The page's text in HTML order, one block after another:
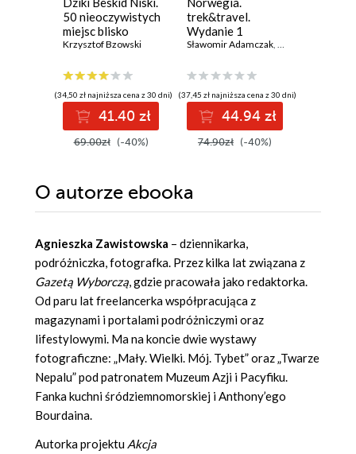
50 nieoczywistych
miejsc blisko
natury
Krzysztof Bzowski
(34,50 zł najniższa cena z 30 dni)
41.40 zł
69.00zł (-40%)
trek&travel.
Wydanie 1
Sławomir Adamczak, Olgierd Adamczak
(37,45 zł najniższa cena z 30 dni)
44.94 zł
74.90zł (-40%)
O autorze ebooka
Agnieszka Zawistowska – dziennikarka,
podróżniczka, fotografka. Przez kilka lat związana z
Gazetą Wyborczą, gdzie pracowała jako redaktorka.
Od paru lat freelancerka współpracująca z
magazynami i portalami podróżniczymi oraz
lifestylowymi. Ma na koncie dwie wystawy
fotograficzne: „Mały. Wielki. Mój. Tybet” oraz „Twarze
Nepalu” pod patronatem Muzeum Azji i Pacyfiku.
Fanka kuchni śródziemnomorskiej i Anthony’ego
Bourdaina.
Autorka projektu Akcja